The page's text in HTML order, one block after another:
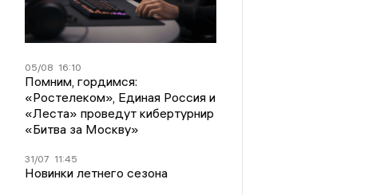
05/08 16:10
Помним, гордимся:
«Ростелеком», Единая Россия и
«Леста» проведут кибертурнир
«Битва за Москву»
31/07 11:45
Новинки летнего сезона